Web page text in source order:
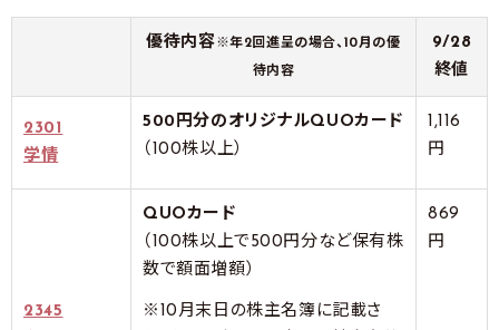
優待内容※年2回進呈の場合、10月の優
待内容
9/28
終値
2301
学情
500円分のオリジナルQUOカード
（100株以上）
1,116
円
2345
QUOカード
（100株以上で500円分など保有株
数で額面増額）
※10月末日の株主名簿に記載さ
869
円